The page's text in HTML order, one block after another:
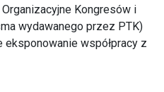
Kongresów i
wydawanego przez PTK)
współpracy z